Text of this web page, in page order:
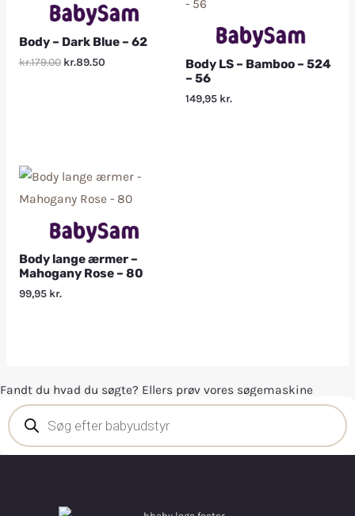
Body – Dark Blue – 62
kr.179.00 kr.89.50
Body LS – Bamboo – 524
– 56
149,95 kr.
Body lange ærmer –
Mahogany Rose – 80
99,95 kr.
Fandt du hvad du søgte? Ellers prøv vores søgemaskine